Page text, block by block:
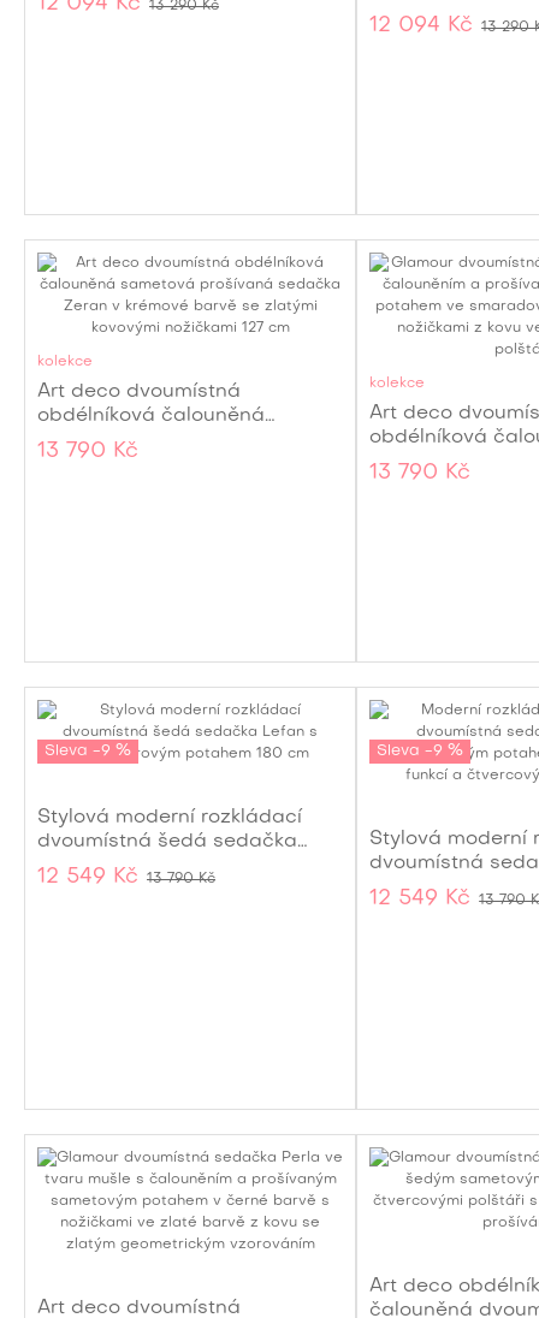
potahem a čtvercovým
13 290 Kč
melírovaným
potahem do
12 094 Kč 13 290
kolekce
Art deco dvoumístná
obdélníková čalouněná
sametová prošívaná sedačka
Zeran v krémové barvě se
13 790 Kč
kolekce
Art deco
obdélníková
smaragdová
se sametovým
13 790 Kč
Sleva -9 %
Stylová moderní rozkládací
dvoumístná šedá sedačka
Lefan s manšestrovým
potahem 180 cm
12 549 Kč 13 790 Kč
Sleva -9 %
Stylová moderní
dvoumístná
manšestrovým
béžové barvě
12 549 Kč 13 790
Art deco dvoumístná
Art deco
čalouněná